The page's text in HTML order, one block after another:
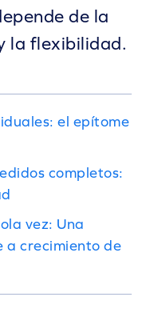
de la
la flexibilidad.
el epítome
completos:
vez: Una
a crecimiento de